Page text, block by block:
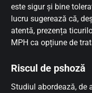
este sigur și bine
lucru sugerează că,
atentă, prezența
MPH ca opțiune de
Riscul de pshoză
Studiul abordează, de